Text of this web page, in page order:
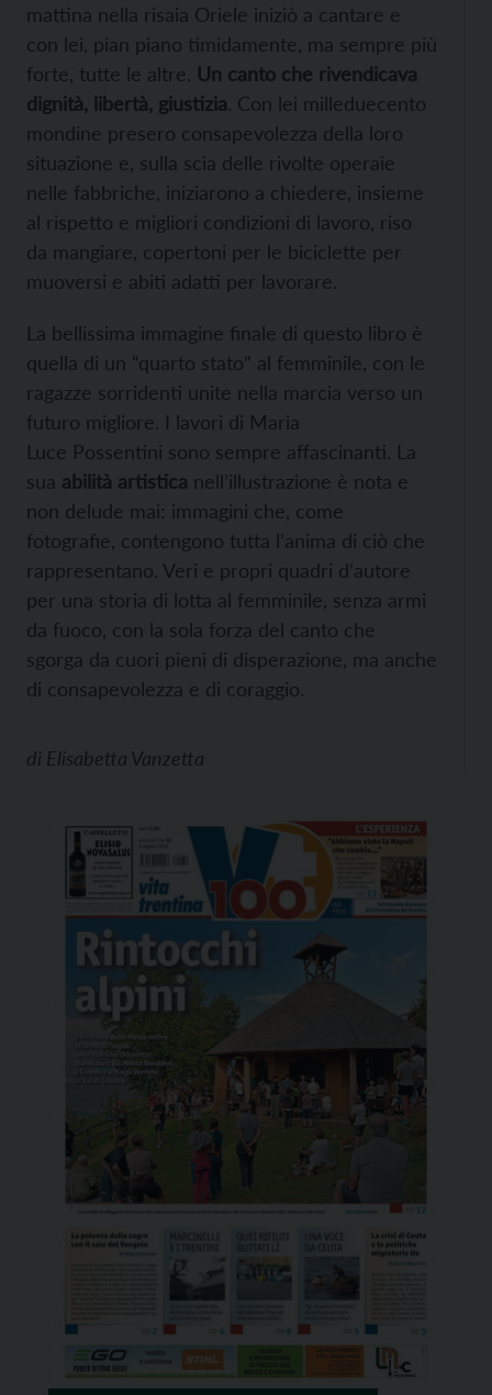
mattina nella risaia Oriele iniziò a cantare e
con lei, pian piano timidamente, ma sempre più
forte, tutte le altre. Un canto che rivendicava
dignità, libertà, giustizia. Con lei milleduecento
mondine presero consapevolezza della loro
situazione e, sulla scia delle rivolte operaie
nelle fabbriche, iniziarono a chiedere, insieme
al rispetto e migliori condizioni di lavoro, riso
da mangiare, copertoni per le biciclette per
muoversi e abiti adatti per lavorare.
La bellissima immagine finale di questo libro è
quella di un “quarto stato” al femminile, con le
ragazze sorridenti unite nella marcia verso un
futuro migliore. I lavori di Maria
Luce Possentini sono sempre affascinanti. La
sua abilità artistica nell’illustrazione è nota e
non delude mai: immagini che, come
fotografie, contengono tutta l’anima di ciò che
rappresentano. Veri e propri quadri d’autore
per una storia di lotta al femminile, senza armi
da fuoco, con la sola forza del canto che
sgorga da cuori pieni di disperazione, ma anche
di consapevolezza e di coraggio.
di Elisabetta Vanzetta